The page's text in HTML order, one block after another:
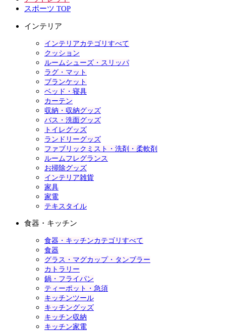
スポーツ TOP
インテリア
インテリアカテゴリすべて
クッション
ルームシューズ・スリッパ
ラグ・マット
ブランケット
ベッド・寝具
カーテン
収納・収納グッズ
バス・洗面グッズ
トイレグッズ
ランドリーグッズ
ファブリックミスト・洗剤・柔軟剤
ルームフレグランス
お掃除グッズ
インテリア雑貨
家具
家電
テキスタイル
食器・キッチン
食器・キッチンカテゴリすべて
食器
グラス・マグカップ・タンブラー
カトラリー
鍋・フライパン
ティーポット・急須
キッチンツール
キッチングッズ
キッチン収納
キッチン家電